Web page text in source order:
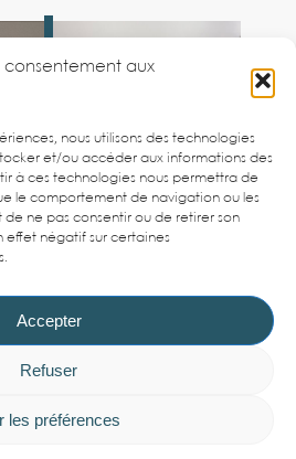
consentement aux
nous utilisons des technologies
et/ou accéder aux informations des
à ces technologies nous permettra de
le comportement de navigation ou les
de ne pas consentir ou de retirer son
effet négatif sur certaines
Accepter
Refuser
les préférences